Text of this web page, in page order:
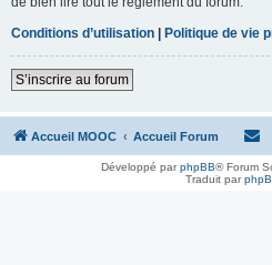
Conditions d’utilisation | Politique de vie
S’inscrire au forum
Accueil MOOC Accueil Forum
Développé parphpBB® Forum
Traduit par